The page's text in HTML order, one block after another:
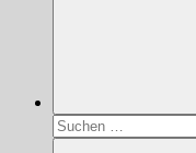
Suchen
nach: